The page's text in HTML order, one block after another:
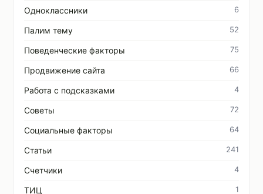
Одноклассники 6
Палим тему 52
Поведенческие факторы 75
Продвижение сайта 66
Работа с подсказками 4
Советы 72
Социальные факторы 64
Статьи 241
Счетчики 4
ТИЦ 1